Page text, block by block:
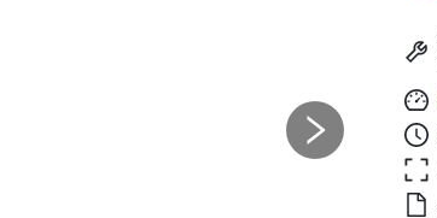
Next